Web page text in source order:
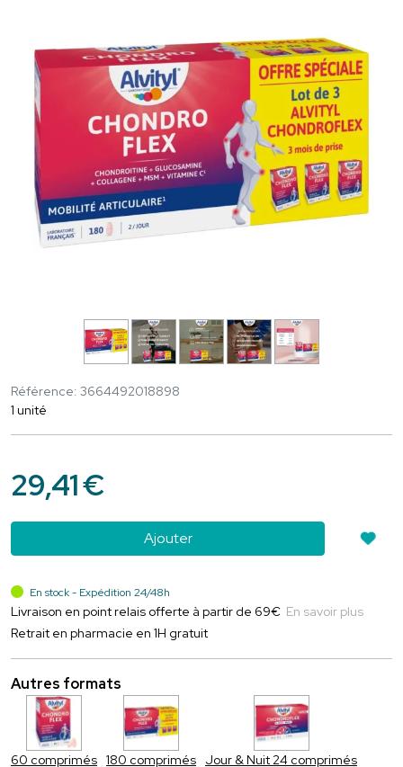
Référence: 3664492018898
1 unité
29,41€
Ajouter
En stock - Expédition 24/48h
Livraison en point relais offerte à partir de 69€ En savoir plus
Retrait en pharmacie en 1H gratuit
Autres formats
60 comprimés 180 comprimés Jour & Nuit 24 comprimés